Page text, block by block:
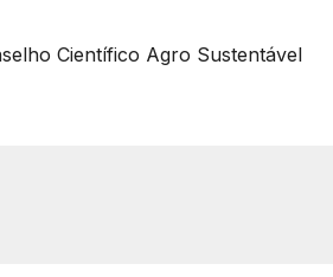
Científico Agro Sustentável